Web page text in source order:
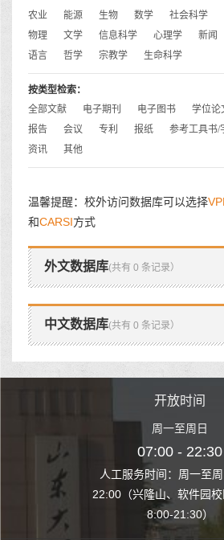
农业
能源 生物 数学 社会科学
物理
文学 信息科学 心理学 新闻
语言
哲学 宗教学 生命科学
按类型检索：
全部文献
电子期刊 电子图书 学位论
报告
会议 专利 报纸 参考工具书/
资讯
其他
温馨提醒：校外访问数据库可以选择
和CARSI方式
外文数据库(共有 0 条记录）
中文数据库(共有 0 条记录）
至周日8:00-
园校区图书馆
开放时间
周一至周日
07:00 - 22:30
人工服务时间：周一至
22:00（兴隆山、软件园
8:00-21:30）